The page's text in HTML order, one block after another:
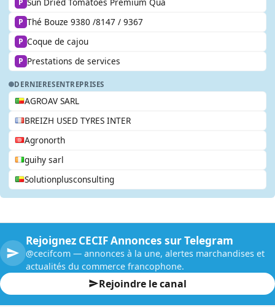
P Thé Bouze 9380 /8147 / 9367
P Coque de cajou
P Prestations de services
DERNIERESENTREPRISES
AGROAV SARL
BREIZH USED TYRES INTER
Agronorth
guihy sarl
Solutionplusconsulting
Rejoignez CECIF Annonces sur Telegram
@cecifcom — annonces à la une, alertes marchandises et
actualités du commerce francophone.
Rejoindre le canal